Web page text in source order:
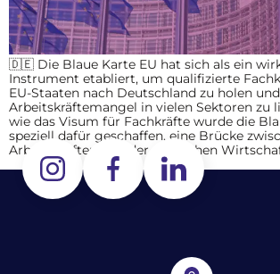
🇩🇪 Die Blaue Karte EU hat sich als ein
Instrument etabliert, um qualifizierte
EU-Staaten nach Deutschland zu holen
Arbeitskräftemangel in vielen Sektoren zu
wie das Visum für Fachkräfte wurde die
speziell dafür geschaffen, eine Brücke
Arbeitskräften und der deutschen